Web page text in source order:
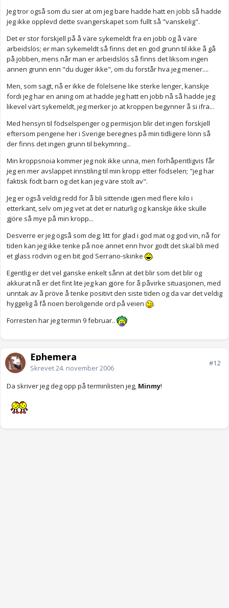
Jeg tror også som du sier at om jeg bare hadde hatt en jobb så hadde
jeg ikke opplevd dette svangerskapet som fullt så "vanskelig".
Det er stor forskjell på å väre sykemeldt fra en jobb og å väre
arbeidslös; er man sykemeldt så finns det en god grunn til ikke å gå
på jobben, mens når man er arbeidslös så finns det liksom ingen
annen grunn enn "du duger ikke", om du forstår hva jeg mener....
Men, som sagt, nå er ikke de fölelsene like sterke lenger, kanskje
fordi jeg har en aning om at hadde jeg hatt en jobb nå så hadde jeg
likevel värt sykemeldt, jeg merker jo at kroppen begynner å si ifra...
Med hensyn til födselspenger og permisjon blir det ingen forskjell
eftersom pengene her i Sverige beregnes på min tidligere lönn så
der finns det ingen grunn til bekymring...
Min kroppsnoia kommer jeg nok ikke unna, men forhåpentligvis får
jeg en mer avslappet innstiling til min kropp etter födselen; "jeg har
faktisk födt barn og det kan jeg väre stolt av".
Jeg er også veldig redd for å bli sittende igjen med flere kilo i
etterkant, selv om jeg vet at det er naturlig og kanskje ikke skulle
gjöre så mye på min kropp...
Desverre er jeg også som deg; litt for glad i god mat og god vin, nå for
tiden kan jeg ikke tenke på noe annet enn hvor godt det skal bli med
et glass rödvin og en bit god Serrano-skinke
.
Egentlig er det vel ganske enkelt sånn at det blir som det blir og
akkurat nå er det fint lite jeg kan gjöre for å påvirke situasjonen, med
unntak av å pröve å tenke positivt den siste tiden og da var det veldig
hyggelig å få noen beroligende ord på veien
.
Forresten har jeg termin 9 februar..
Ephemera
Skrevet24. november 2006
#12
Da skriver jeg deg opp på terminlisten jeg, Minmy!